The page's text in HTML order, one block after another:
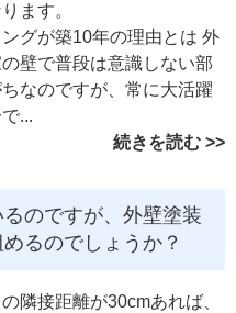
ます。
グが築10年の理由とは 外
壁で普段は意識しない部
なのですが、常に大活躍
...
続きを読む
のですが、外壁塗装
るのでしょうか？
隣接距離が30cmあれば、